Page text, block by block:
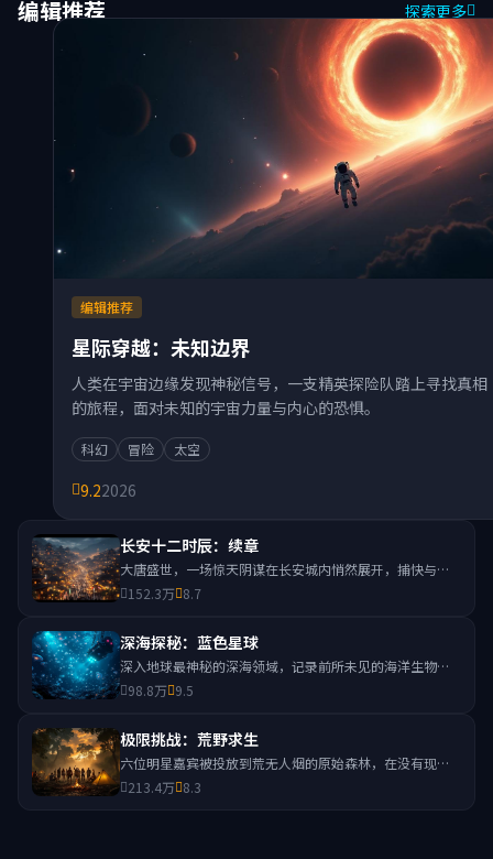
编辑推荐 探索更多
编辑推荐
星际穿越：未知边界
人类在宇宙边缘发现神秘信号，一支精英探险队踏上寻找真相
的旅程，面对未知的宇宙力量与内心的恐惧。
科幻 冒险 太空
9.22026
长安十二时辰：续章
大唐盛世，一场惊天阴谋在长安城内悄然展开，捕快与刺
客在十二时辰内展开生死追逐。
152.3万 8.7
深海探秘：蓝色星球
深入地球最神秘的深海领域，记录前所未见的海洋生物与
壮观的海底景观，揭示海洋生态的奥秘。
98.8万 9.5
极限挑战：荒野求生
六位明星嘉宾被投放到荒无人烟的原始森林，在没有现代
工具的情况下生存七天，挑战人类极限。
213.4万 8.3